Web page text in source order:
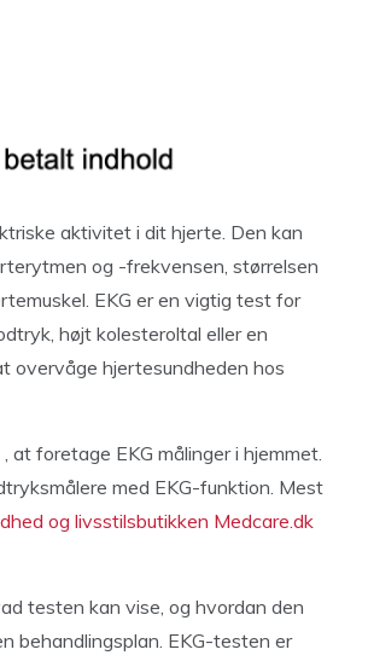
aktivitet i dit hjerte. Den kan
og -frekvensen, størrelsen
EKG er en vigtig test for
højt kolesteroltal eller en
overvåge hjertesundheden hos
, at foretage EKG målinger i hjemmet.
med EKG-funktion. Mest
og livsstilsbutikken Medcare.dk
testen kan vise, og hvordan den
behandlingsplan. EKG-testen er